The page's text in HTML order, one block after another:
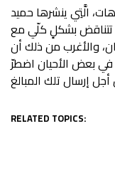
الَّتِي ينشرها حميد
تتناقض بشكلٍ كلّي مع
والأغرب من ذلك أن
في بعض الأحيان اضطرّ
RELATED TOPICS: